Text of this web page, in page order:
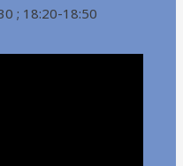
; 18:20-18:50